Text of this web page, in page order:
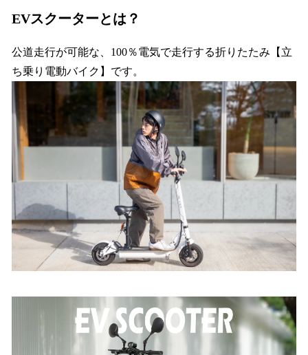
EVスクーターとは？
公道走行が可能な、100％電気で走行する折りたたみ【立
ち乗り電動バイク】です。